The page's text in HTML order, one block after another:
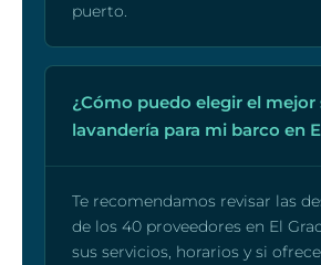
puerto.
¿Cómo puedo elegir el mejor
lavandería para mi barco en
Te recomendamos revisar las
de los 40 proveedores en El
sus servicios, horarios y si